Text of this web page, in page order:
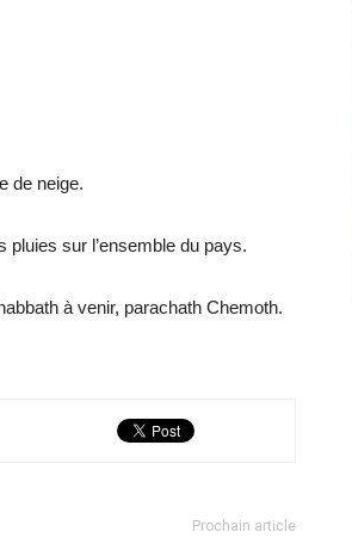
de neige.
pluies sur l’ensemble du pays.
à venir, parachath Chemoth.
Prochain article